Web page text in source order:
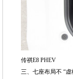
传祺E8 PHEV
三、七座布局不 “